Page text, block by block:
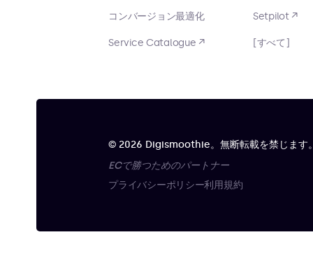
コンバージョン最適化
Service Catalogue ↗
Setpilot ↗
[すべて]
© 2026 Digismoothie。無断転載を禁じます
ECで勝つためのパートナー
プライバシーポリシー利用規約